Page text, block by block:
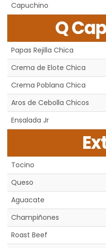
Capuchino
Q
Papas Rejilla Chica
Crema de Elote Chica
Crema Poblana Chica
Aros de Cebolla Chicos
Ensalada Jr
Tocino
Queso
Aguacate
Champiñones
Roast Beef